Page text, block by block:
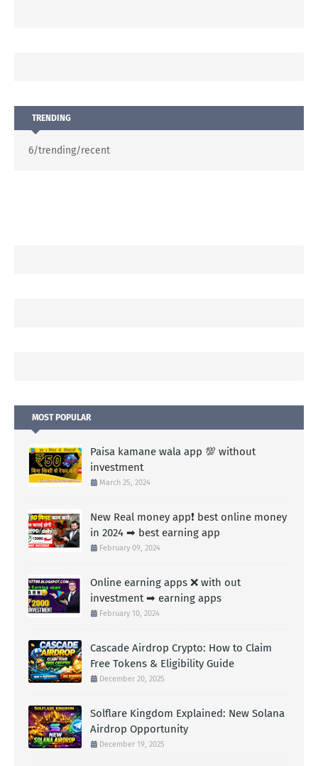
TRENDING
6/trending/recent
MOST POPULAR
Paisa kamane wala app 💯 without
investment
March 25, 2024
New Real money app❗ best online money
in 2024 ➡ best earning app
February 09, 2024
Online earning apps ❌ with out
investment ➡ earning apps
February 10, 2024
Cascade Airdrop Crypto: How to Claim
Free Tokens & Eligibility Guide
December 20, 2025
Solflare Kingdom Explained: New Solana
Airdrop Opportunity
December 19, 2025